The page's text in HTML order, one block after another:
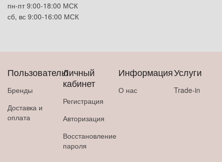
пн-пт 9:00-18:00 МСК
сб, вс 9:00-16:00 МСК
Пользователю
Бренды
Доставка и
оплата
Личный
кабинет
Регистрация
Авторизация
Восстановление
пароля
Информация
О нас
Услуги
Trade-in